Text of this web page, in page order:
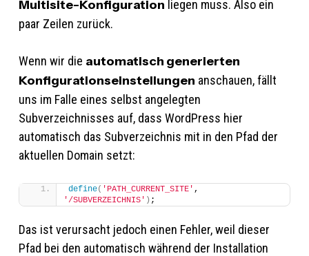
Multisite-Konfiguration liegen muss. Also ein
paar Zeilen zurück.
Wenn wir die automatisch generierten
Konfigurationseinstellungen anschauen, fällt
uns im Falle eines selbst angelegten
Subverzeichnisses auf, dass WordPress hier
automatisch das Subverzeichnis mit in den Pfad der
aktuellen Domain setzt:
define( 'PATH_CURRENT_SITE'
'/SUBVERZEICHNIS' ) ;
Das ist verursacht jedoch einen Fehler, weil dieser
Pfad bei den automatisch während der Installation